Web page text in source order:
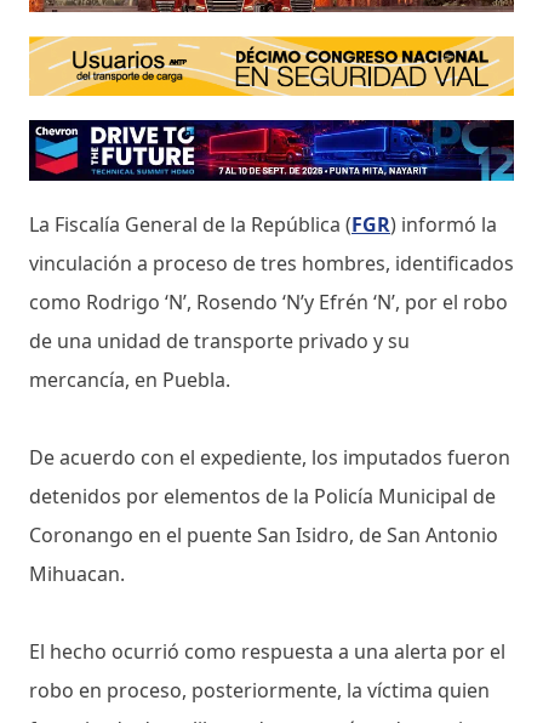
La Fiscalía General de la República (FGR) informó la
vinculación a proceso de tres hombres, identificados
como Rodrigo ‘N’, Rosendo ‘N’y Efrén ‘N’, por el robo
de una unidad de transporte privado y su
mercancía, en Puebla.
De acuerdo con el expediente, los imputados fueron
detenidos por elementos de la Policía Municipal de
Coronango en el puente San Isidro, de San Antonio
Mihuacan.
El hecho ocurrió como respuesta a una alerta por el
robo en proceso, posteriormente, la víctima quien